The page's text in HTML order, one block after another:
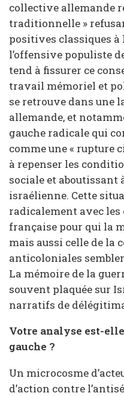
collective allemande
traditionnelle »
positives classiques à
l’offensive populiste
tend à fissurer ce
travail mémoriel et
se retrouve dans une
allemande, et
gauche radicale qui
comme une «
à repenser les
sociale et aboutissant
israélienne. Cette
radicalement avec les
française pour qui la
mais aussi celle de la
anticoloniales
La mémoire de la
souvent plaquée sur
narratifs de
Votre analyse est-
gauche ?
Un microcosme
d’action contre